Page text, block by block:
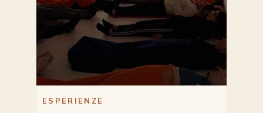
ESPERIENZE